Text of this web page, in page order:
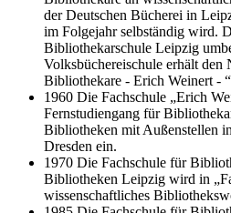
der Deutschen Bücherei in
im Folgejahr selbständig wird.
Bibliothekarschule Leipzig
Volksbüchereischule erhält den
Bibliothekare - Erich Weinert -
1960 Die Fachschule „Erich
Fernstudiengang für
Bibliotheken mit Außenstellen
Dresden ein.
1970 Die Fachschule für
Bibliotheken Leipzig wird in
wissenschaftliches